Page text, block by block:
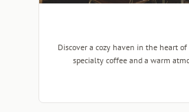
Discover a cozy haven in the heart
specialty coffee and a warm